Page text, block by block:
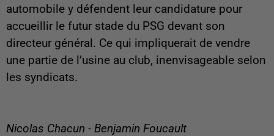
automobile y défendent leur candidature pour
accueillir le futur stade du PSG devant son
directeur général. Ce qui impliquerait de vendre
une partie de l’usine au club, inenvisageable selon
les syndicats.
Nicolas Chacun - Benjamin Foucault